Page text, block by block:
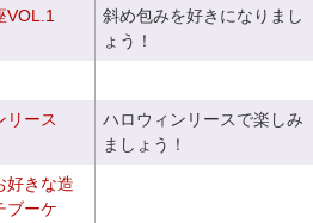
VOL.1
斜め包みを好きになりまし
ょう！
リース
ハロウィンリースで楽しみ
ましょう！
好きな造
ブーケ